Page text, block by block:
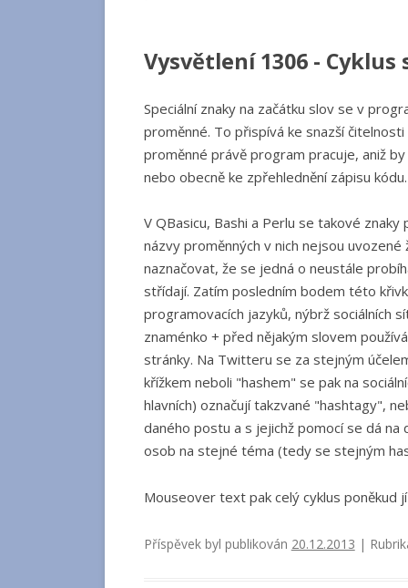
Vysvětlení 1306 -
Speciální znaky na začátku slov se v
proměnné. To přispívá ke snazší
proměnné právě program pracuje, aniž
nebo obecně ke zpřehlednění zápisu kódu.
V QBasicu, Bashi a Perlu se takové
názvy proměnných v nich nejsou uvozené
naznačovat, že se jedná o neustále
střídají. Zatím posledním bodem této
programovacích jazyků, nýbrž sociálních
znaménko + před nějakým slovem
stránky. Na Twitteru se za stejným
křížkem neboli "hashem" se pak na
hlavních) označují takzvané "hashtagy",
daného postu a s jejichž pomocí se dá
osob na stejné téma (tedy se stejným
Mouseover text pak celý cyklus poněkud
Příspěvek byl publikován 20.12.2013 |